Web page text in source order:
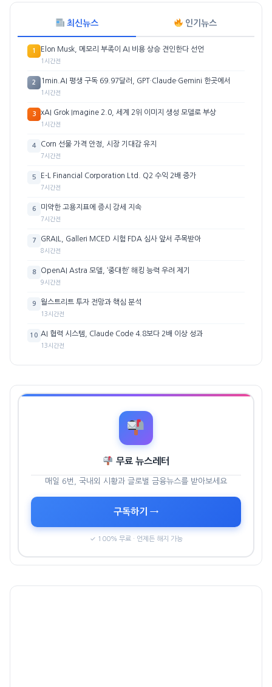
최신뉴스 인기뉴스
1 Elon Musk, 메모리 부족이 AI 비용 상승 견인한다 선언
1시간전
2 1min.AI 평생 구독 69.97달러, GPT·Claude·Gemini 한곳에서
1시간전
3 xAI Grok Imagine 2.0, 세계 2위 이미지 생성 모델로 부상
1시간전
4 Corn 선물 가격 안정, 시장 기대감 유지
7시간전
5 E-L Financial Corporation Ltd. Q2 수익 2배 증가
7시간전
6 미약한 고용지표에 증시 강세 지속
7시간전
7 GRAIL, Galleri MCED 시험 FDA 심사 앞서 주목받아
8시간전
8 OpenAI Astra 모델, ‘중대한’ 해킹 능력 우려 제기
9시간전
9 월스트리트 투자 전망과 핵심 분석
13시간전
10 AI 협력 시스템, Claude Code 4.8보다 2배 이상 성과
13시간전
무료 뉴스레터
매일 6번, 국내외 시황과 글로벌 금융뉴스를 받아보세요
구독하기 →
✓ 100% 무료 · 언제든 해지 가능